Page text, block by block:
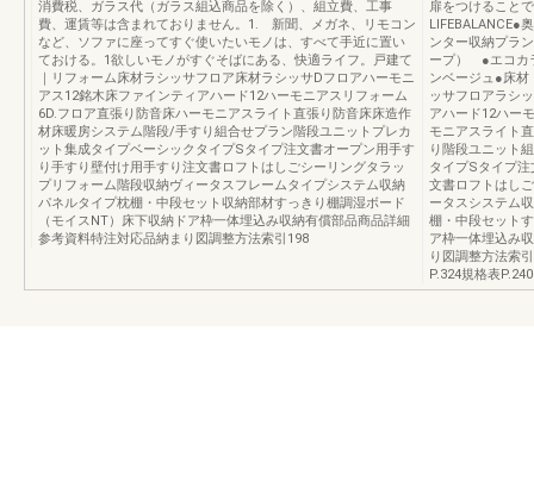
消費税、ガラス代（ガラス組込商品を除く）、組立費、工事
費、運賃等は含まれておりません。1. 新聞、メガネ、リモコン
など、ソファに座ってすぐ使いたいモノは、すべて手近に置い
ておける。1欲しいモノがすぐそばにある、快適ライフ。戸建て
｜リフォーム床材ラシッサフロア床材ラシッサDフロアハーモニ
アス12銘木床ファインティアハード12ハーモニアスリフォーム
6D.フロア直張り防音床ハーモニアスライト直張り防音床床造作
材床暖房システム階段/手すり組合せプラン階段ユニットプレカ
ット集成タイプベーシックタイプSタイプ注文書オープン用手す
り手すり壁付け用手すり注文書ロフトはしごシーリングタラッ
プリフォーム階段収納ヴィータスフレームタイプシステム収納
パネルタイプ枕棚・中段セット収納部材すっきり棚調湿ボード
（モイスNT）床下収納ドア枠一体埋込み収納有償部品商品詳細
参考資料特注対応品納まり図調整方法索引198
扉をつけること
LIFEBALANCE●
ンター収納プラ
ープ） ●エコカ
ンベージュ●床材
ッサフロアラシ
アハード12ハー
モニアスライト
り階段ユニット
タイプSタイプ
文書ロフトはし
ータスシステム
棚・中段セット
ア枠一体埋込み
り図調整方法索
P.324規格表P.240